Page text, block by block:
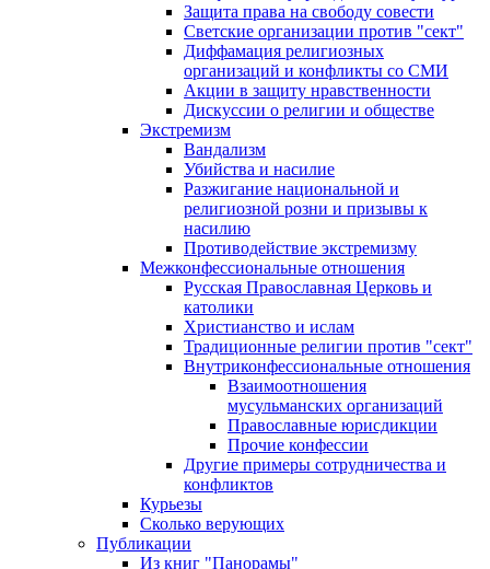
Защита права на свободу совести
Светские организации против "сект"
Диффамация религиозных
организаций и конфликты со СМИ
Акции в защиту нравственности
Дискуссии о религии и обществе
Экстремизм
Вандализм
Убийства и насилие
Разжигание национальной и
религиозной розни и призывы к
насилию
Противодействие экстремизму
Межконфессиональные отношения
Русская Православная Церковь и
католики
Христианство и ислам
Традиционные религии против "сект"
Внутриконфессиональные отношения
Взаимоотношения
мусульманских организаций
Православные юрисдикции
Прочие конфессии
Другие примеры сотрудничества и
конфликтов
Курьезы
Сколько верующих
Публикации
Из книг "Панорамы"